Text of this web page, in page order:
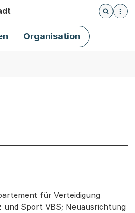
Öffnet
Organisation
Geschäft
für Verteidigung,
und Sport VBS; Neuausrichtung